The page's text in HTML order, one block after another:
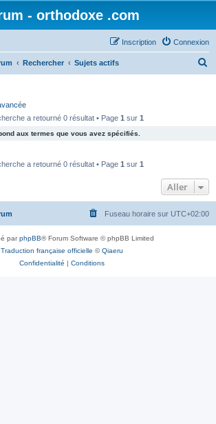
- orthodoxe .com
Connexion
Inscription
Rechercher Sujets actifs
e
r
a retourné 0 résultat • Page 1 sur 1
aux termes que vous avez spécifiés.
a retourné 0 résultat • Page 1 sur 1
Aller
Fuseau horaire sur UTC+02:00
parphpBB® Forum Software © phpBB Limited
Traduction française officielle ©Qiaeru
Confidentialité | Conditions